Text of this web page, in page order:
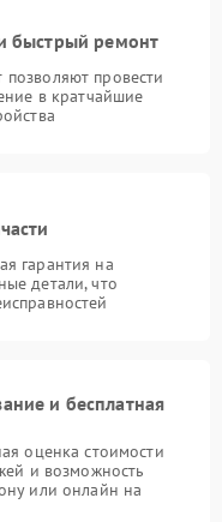
быстрый ремонт
провести
в кратчайшие
гарантия на
детали, что
и бесплатная
оценка стоимости
и возможность
или онлайн на